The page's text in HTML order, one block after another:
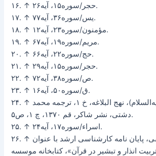
۱۶. ↑ حجر/سوره۱۵، آیه۲۶.
۱۷. ↑ یس/سوره۳۶، آیه۷۷.
۱۸. ↑ مؤمنون/سوره۲۳، آیه۱۲.
۱۹. ↑ مریم/سوره۱۹، آیه۶۷.
۲۰. ↑ حج/سوره۲۲، آیه۶۶.
۲۱. ↑ حجر/سوره۱۵، آیه۲۹.
۲۲. ↑ ص/سوره۳۸، آیه۷۲.
۲۳. ↑ ق/سوره۵۰، آیه۱۶.
۲۴. ↑ امام علی (علیه‌السلام)، نهج البلاغه، خ ۱، ترجمه محمد
دشتی، نشر شاکر، قم ۱۳۷۰، چ ۱، ص۵.
۲۵. ↑ اسراء/سوره۱۷، آیه۲۴.
۲۶. ↑ اسدالله طوسی، پایان نامه کارشناسی ارشد با عنوان
انذار و تبشیر در قرآن»، کتابخانه موسسه